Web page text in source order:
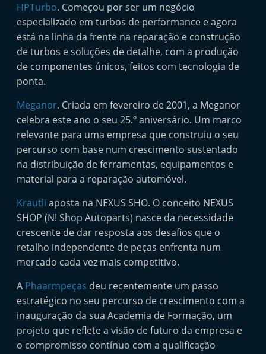
á
p
d
s
HPTurbo. Começou por ser um negócio
especializado em turbos de performance e agora
está na linha da frente na reparação e construção
de turbos e soluções de detalhe, com a produção
de componentes únicos, feitos com tecnologia de
ponta.
Meganor. Criada em fevereiro de 2001, a Meganor
celebra este ano o seu 25.º aniversário. Um marco
relevante para uma empresa que construiu o seu
percurso com base num crescimento sustentado
na distribuição de ferramentas, equipamentos e
material para a reparação automóvel.
Krautli aposta na NEXUS SHO. O conceito NEXUS
SHOP (N! Shop Autoparts) nasce da necessidade
crescente de dar resposta aos desafios que o
retalho independente de peças enfrenta num
mercado cada vez mais competitivo.
A Phaarmpeças deu recentemente um passo
estratégico no seu percurso de crescimento com a
inauguração da sua Academia de Formação, um
projeto que reflete a visão de futuro da empresa e
o compromisso contínuo com a qualificação